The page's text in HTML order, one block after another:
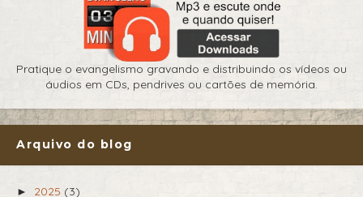
Pratique o evangelismo gravando e distribuindo os vídeos ou
áudios em CDs, pendrives ou cartões de memória.
Arquivo do blog
► 2025 (3)